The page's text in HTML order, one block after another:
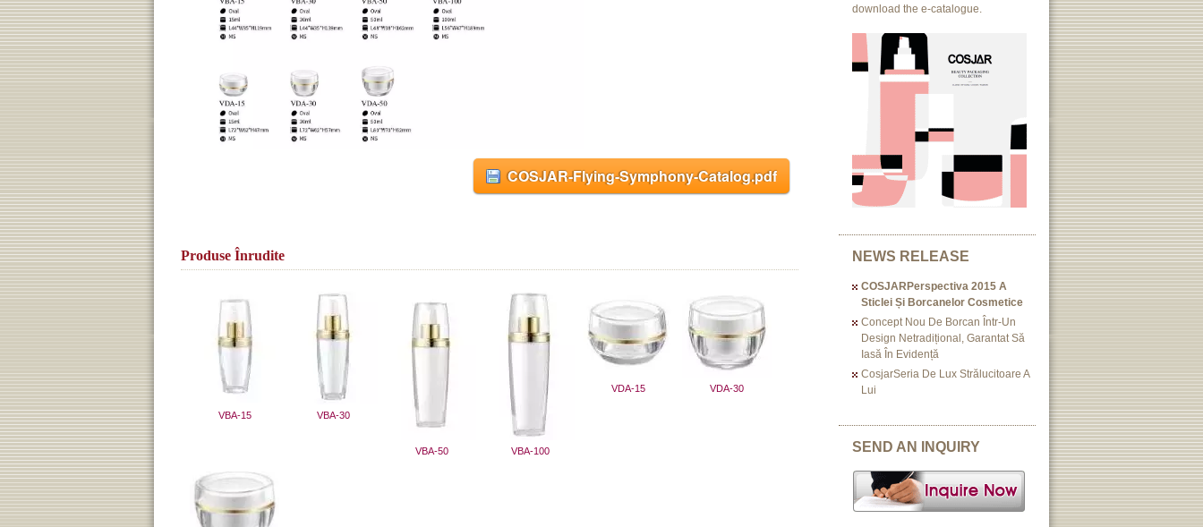
COSJAR-Flying-Symphony-Catalog.pdf
Produse Înrudite
VBA-15 VBA-30
VBA-50 VBA-100
VDA-15 VDA-30
download the e-catalogue.
NEWS RELEASE
COSJARPerspectiva 2015 A
Sticlei Și Borcanelor Cosmetice
Concept Nou De Borcan Într-Un
Design Netradițional, Garantat Să
Iasă În Evidență
CosjarSeria De Lux Strălucitoare A
Lui
SEND AN INQUIRY